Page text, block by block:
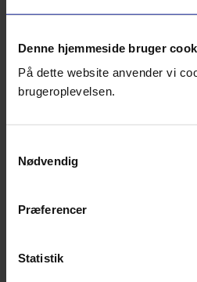
Denne hjemmeside bruger
På dette website anvender vi
brugeroplevelsen.
Nødvendig
Præferencer
Statistik